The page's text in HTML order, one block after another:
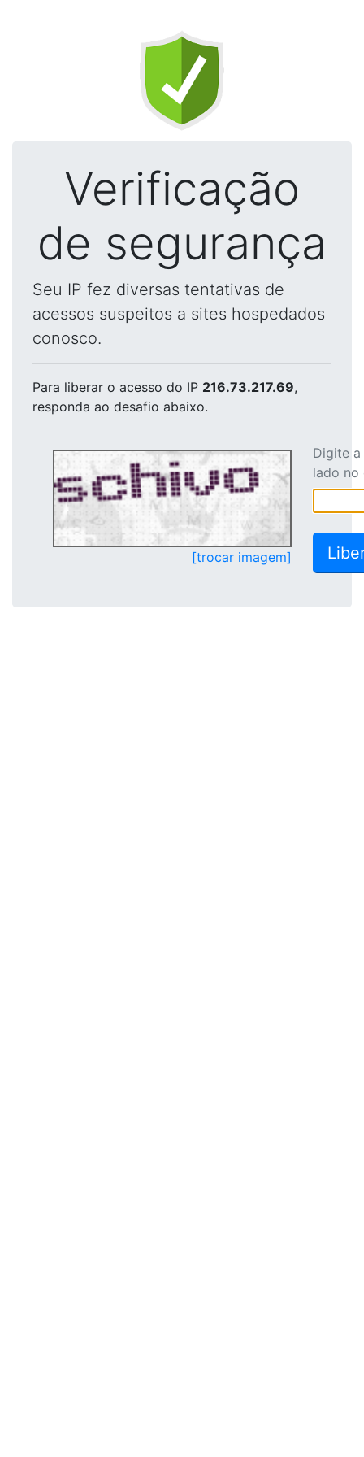
Verificação
de segurança
Seu IP fez diversas tentativas de
acessos suspeitos a sites hospedados
conosco.
Para liberar o acesso do IP 216.73.217.69,
responda ao desafio abaixo.
[trocar imagem]
Digite
lado no